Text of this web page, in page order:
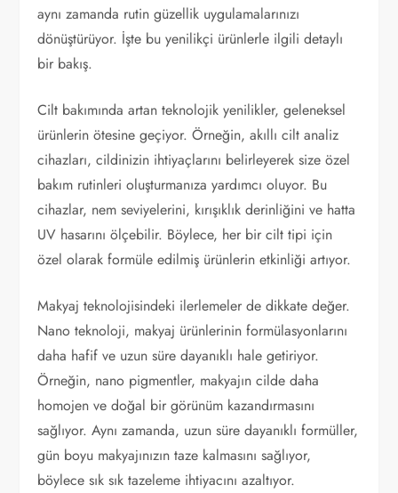
aynı zamanda rutin güzellik uygulamalarınızı
dönüştürüyor. İşte bu yenilikçi ürünlerle ilgili detaylı
bir bakış.
Cilt bakımında artan teknolojik yenilikler, geleneksel
ürünlerin ötesine geçiyor. Örneğin, akıllı cilt analiz
cihazları, cildinizin ihtiyaçlarını belirleyerek size özel
bakım rutinleri oluşturmanıza yardımcı oluyor. Bu
cihazlar, nem seviyelerini, kırışıklık derinliğini ve hatta
UV hasarını ölçebilir. Böylece, her bir cilt tipi için
özel olarak formüle edilmiş ürünlerin etkinliği artıyor.
Makyaj teknolojisindeki ilerlemeler de dikkate değer.
Nano teknoloji, makyaj ürünlerinin formülasyonlarını
daha hafif ve uzun süre dayanıklı hale getiriyor.
Örneğin, nano pigmentler, makyajın cilde daha
homojen ve doğal bir görünüm kazandırmasını
sağlıyor. Aynı zamanda, uzun süre dayanıklı formüller,
gün boyu makyajınızın taze kalmasını sağlıyor,
böylece sık sık tazeleme ihtiyacını azaltıyor.